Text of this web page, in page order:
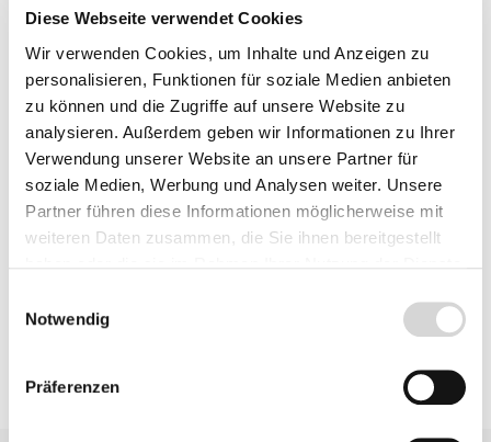
Diese Webseite verwendet Cookies
Wir verwenden Cookies, um Inhalte und Anzeigen zu
personalisieren, Funktionen für soziale Medien anbieten
zu können und die Zugriffe auf unsere Website zu
analysieren. Außerdem geben wir Informationen zu Ihrer
Verwendung unserer Website an unsere Partner für
soziale Medien, Werbung und Analysen weiter. Unsere
Partner führen diese Informationen möglicherweise mit
weiteren Daten zusammen, die Sie ihnen bereitgestellt
Notwendig
Präferenzen
Beschreibung
Bewertungen